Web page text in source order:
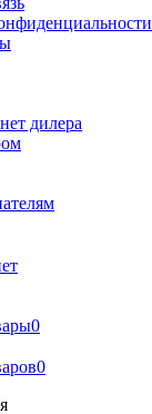
дилера
0
0